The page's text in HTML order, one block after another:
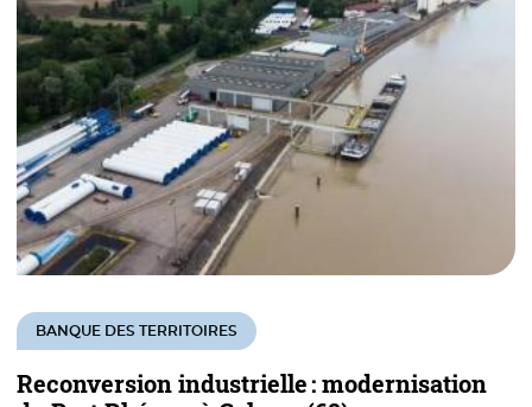
Reconversion industrielle : modernisation
BANQUE DES TERRITOIRES